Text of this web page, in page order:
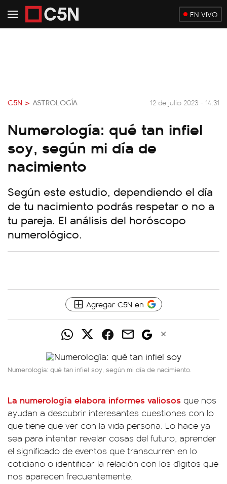
EN VIVO
C5N > ASTROLOGÍA 12 de julio 2023 - 14:31
Numerología: qué tan infiel
soy, según mi día de
nacimiento
Según este estudio, dependiendo el día
de tu nacimiento podrás respetar o no a
tu pareja. El análisis del horóscopo
numerológico.
Agregar C5N en
Numerología: qué tan infiel soy, según mi día de nacimiento.
La numerología elabora informes valiosos que nos
ayudan a descubrir interesantes cuestiones con lo
que tiene que ver con la vida persona. Lo hace ya
sea para intentar revelar cosas del futuro, aprender
el significado de eventos que transcurren en lo
cotidiano o identificar la relación con los dígitos que
nos aparecen frecuentemente.